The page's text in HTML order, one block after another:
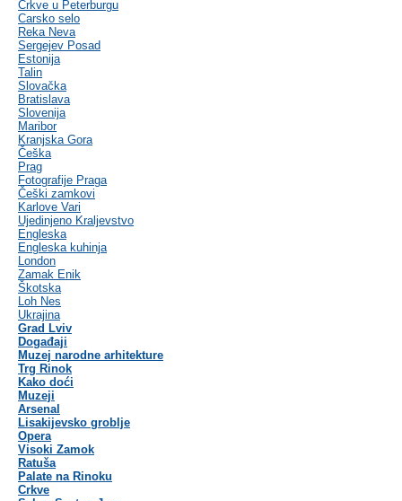
Crkve u Peterburgu
Carsko selo
Reka Neva
Sergejev Posad
Estonija
Talin
Slovačka
Bratislava
Slovenija
Maribor
Kranjska Gora
Češka
Prag
Fotografije Praga
Češki zamkovi
Karlove Vari
Ujedinjeno Kraljevstvo
Engleska
Engleska kuhinja
London
Zamak Enik
Škotska
Loh Nes
Ukrajina
Grad Lviv
Događaji
Muzej narodne arhitekture
Trg Rinok
Kako doći
Muzeji
Arsenal
Lisakijevsko groblje
Opera
Visoki Zamok
Ratuša
Palate na Rinoku
Crkve